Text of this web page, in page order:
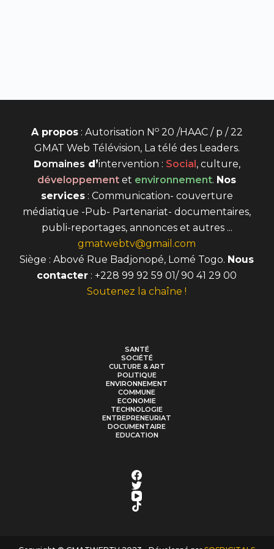
A propos: Autorisation N o20 /HAAC / p / 22
GMAT Web Télévision, La télé des Leaders.
Domaines d’intervention : Social , culture,
développement et environnement. Nos
services: Communication- couverture
médiatique -Pub- Partenariat- documentaires,
publi-reportages, annonces et autres ...
gmatwebtv@gmail.com
Siège : Abové Rue Badjonopé, Lomé Togo. Nous
contacter : +228 99 92 59 01/ 90 41 29 00
Soutenez la chaîne !
SANTÉ
SOCIÉTÉ
CULTURE & ART
POLITIQUE
ENVIRONNEMENT
COMMUNE
ECONOMIE
TECHNOLOGIE
ENTREPRENEURIAT
DOCUMENTAIRE
EDUCATION